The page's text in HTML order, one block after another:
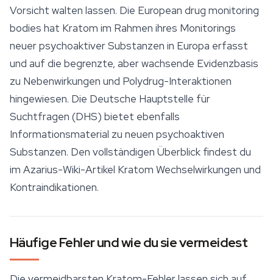
Vorsicht walten lassen. Die European drug monitoring
bodies hat Kratom im Rahmen ihres Monitorings
neuer psychoaktiver Substanzen in Europa erfasst
und auf die begrenzte, aber wachsende Evidenzbasis
zu Nebenwirkungen und Polydrug-Interaktionen
hingewiesen. Die Deutsche Hauptstelle für
Suchtfragen (DHS) bietet ebenfalls
Informationsmaterial zu neuen psychoaktiven
Substanzen. Den vollständigen Überblick findest du
im Azarius-Wiki-Artikel Kratom Wechselwirkungen und
Kontraindikationen.
Häufige Fehler und wie du sie vermeidest